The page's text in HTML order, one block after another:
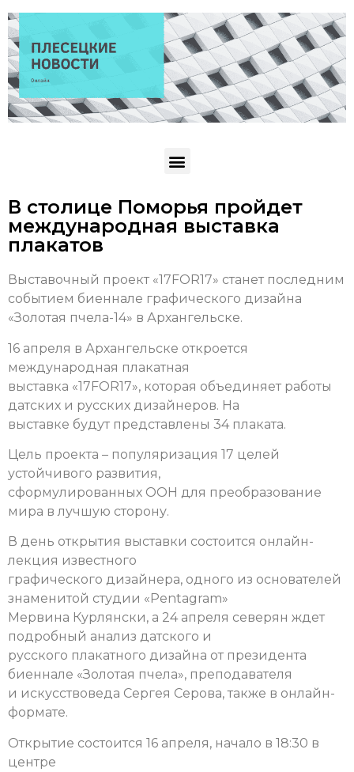
В столице Поморья пройдет
международная выставка
плакатов
Выставочный проект «17FOR17» станет последним
событием биеннале графического дизайна
«Золотая пчела-14» в Архангельске.
16 апреля в Архангельске откроется
международная плакатная
выставка «17FOR17», которая объединяет работы
датских и русских дизайнеров. На
выставке будут представлены 34 плаката.
Цель проекта – популяризация 17 целей
устойчивого развития,
сформулированных ООН для преобразование
мира в лучшую сторону.
В день открытия выставки состоится онлайн-
лекция известного
графического дизайнера, одного из основателей
знаменитой студии «Pentagram»
Мервина Курлянски, а 24 апреля северян ждет
подробный анализ датского и
русского плакатного дизайна от президента
биеннале «Золотая пчела», преподавателя
и искусствоведа Сергея Серова, также в онлайн-
формате.
Открытие состоится 16 апреля, начало в 18:30 в
центре